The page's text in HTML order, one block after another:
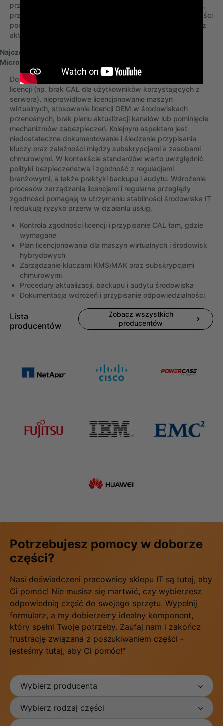
przypisania licencji i uprawnień. Dokumentowanie instalacji,
przypisanie licencji do zasobów i regularne audyty zgodności
pomagają uniknąć niezgodności licencyjnych i problemów z
aktywacją w środowiskach rozproszonych.
Najczęstsze błędy i standardy w zarządzaniu licencjami
Microsoft
Do typowych błędów należą: dobór niewłaściwego typu
licencji (np. brak CAL dla użytkowników korzystających z
serwera), nieprawidłowe licencjonowanie maszyn
wirtualnych, stosowanie licencji OEM w środowiskach
przenośnych, brak planu aktualizacji kanałów lub pominięcie
mechanizmów zabezpieczeń. Kolejnym aspektem jest
niedostateczne dokumentowanie i śledzenie przypisania
kluczy oraz zależności między subskrypcjami a zasobami
chmurowymi. W kontekście standardów warto uwzględnić
polityki bezpieczeństwa i zgodność z regulacjami
branżowymi, a także praktyki backupu i audytu. Wdrożenie
procesów zarządzania licencjami i regularne przeglądy
zgodności pomagają w utrzymaniu stabilności środowiska IT
i redukują ryzyko przerw w działaniu usług.
Kontrola zgodności licencji i przypisanie CAL tam, gdzie
wymagane
Plan licencjonowania dla maszyn wirtualnych i środowisk
hybrydowych
Zarządzanie kluczami KMS/MAK oraz subskrypcjami
chmurowymi
Procedury aktualizacji, backupu i audytu środowiska
Dokumentacja wdrożeń i przypisanie odpowiedzialności
Lista
producentów
Zobacz wszystkich
producentów
Potrzebujesz pomocy w doborze
części?
Nasi doświadczeni pracownicy sklepu IT są tutaj, aby
Ci pomóc! Nie musisz się martwić, czy wybierzesz
odpowiednią część do swojego sprzętu. Wypełnij
formularz, a my dobierzemy idealny komponent,
który spełni Twoje potrzeby. Zaufaj nam i zakończ
frustrację związana z poszukiwaniem części -
jesteśmy tutaj, aby Ci pomóc!"
Wybierz producenta
Wybierz rodzaj części